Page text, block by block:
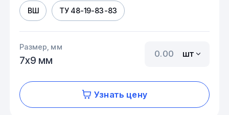
ВШ ТУ 48-19-83-83
Размер, мм
7х9 мм
шт
Узнать цену